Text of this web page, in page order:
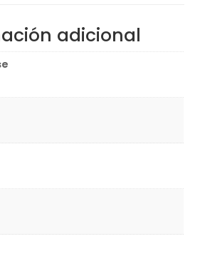
adicional